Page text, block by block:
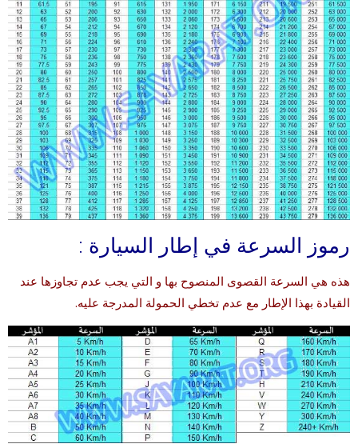
رموز السرعة في إطار السيارة :
هذه هي السرعة القصوى المنصوح بها و التي يجب عدم تجاوزها عند
القيادة بهذا الإطار مع عدم تخطي الحمولة المدرجة عليه.